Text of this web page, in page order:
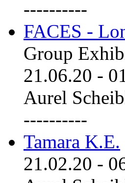
----------
FACES -
Group
21.06.20 -
Aurel
----------
Tamara K.E.
21.02.20 -